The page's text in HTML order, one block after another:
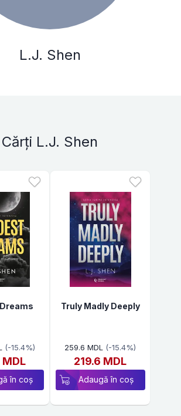
L.J. Shen
Cărți L.J. Shen
(-15.4%)
MDL
în coș
Truly Madly Deeply
259.6 MDL (-15.4%)
219.6 MDL
Adaugă în coș